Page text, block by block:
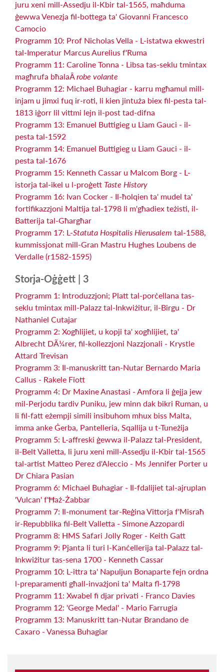
juru xeni mill-Assedju il-Kbir tal-1565, maħduma
ġewwa Venezja fil-bottega ta' Giovanni Francesco
Camocio
Programm 10: Prof Nicholas Vella - L-istatwa ekwestri
tal-Imperatur Marcus Aurelius f'Ruma
Programm 11: Caroline Tonna - Libsa tas-seklu tmintax
magħrufa bħalaÂrobe volante
Programm 12: Michael Buhagiar - karru mgħamul mill-
injam u jimxi fuq ir-roti, li kien jintuża biex fil-pesta tal-
1813 iġorr lil vittmi lejn il-post tad-difna
Programm 13: Emanuel Buttigieg u Liam Gauci - il-
pesta tal-1592
Programm 14: Emanuel Buttigieg u Liam Gauci - il-
pesta tal-1676
Programm 15: Kenneth Cassar u Malcom Borg - L-
istorja tal-ikel u l-proġett Taste History
Programm 16: Ivan Cocker - Il-ħolqien ta' mudel ta'
fortifikazzjoni Maltija tal-1798 li m'għadiex teżisti, il-
Batterija tal-Għargħar
Programm 17: L-Statuta Hospitalis Hierusalem tal-1588,
kummissjonat mill-Gran Mastru Hughes Loubens de
Verdalle (r1582-1595)
Storja-Oġġett | 3
Programm 1: Introduzzjoni; Platt tal-porċellana tas-
seklu tmintax mill-Palazz tal-Inkwiżitur, il-Birgu - Dr
Nathaniel Cutajar
Programm 2: Xogħlijiet, u kopji ta' xogħlijiet, ta'
Albrecht DÃ¼rer, fil-kollezzjoni Nazzjonali - Krystle
Attard Trevisan
Programm 3: Il-manuskritt tan-Nutar Bernardo Maria
Callus - Rakele Fiott
Programm 4: Dr Maxine Anastasi - Amfora li ġejja jew
mil-Perjodu tardiv Puniku, jew minn dak bikri Ruman, u
li fil-fatt eżempji simili insibuhom mhux biss Malta,
imma anke Ġerba, Pantelleria, Sqallija u t-Tuneżija
Programm 5: L-affreski ġewwa il-Palazz tal-President,
il-Belt Valletta, li juru xeni mill-Assedju il-Kbir tal-1565
tal-artist Matteo Perez d'Aleccio - Ms Jennifer Porter u
Dr Chiara Pasian
Programm 6: Michael Buhagiar - Il-fdalijiet tal-ajruplan
'Vulcan' f'Ħaż-Żabbar
Programm 7: Il-monument tar-Reġina Vittorja f'Misraħ
ir-Repubblika fil-Belt Valletta - Simone Azzopardi
Programm 8: HMS Safari Jolly Roger - Keith Gatt
Programm 9: Pjanta li turi l-Kanċellerija tal-Palazz tal-
Inkwiżitur tas-sena 1700 - Kenneth Cassar
Programm 10: L-ittra ta' Napuljun Bonaparte fejn ordna
l-preparamenti għall-invażjoni ta' Malta fl-1798
Programm 11: Xwabel fi djar privati - Franco Davies
Programm 12: 'George Medal' - Mario Farrugia
Programm 13: Manuskritt tan-Nutar Brandano de
Caxaro - Vanessa Buhagiar